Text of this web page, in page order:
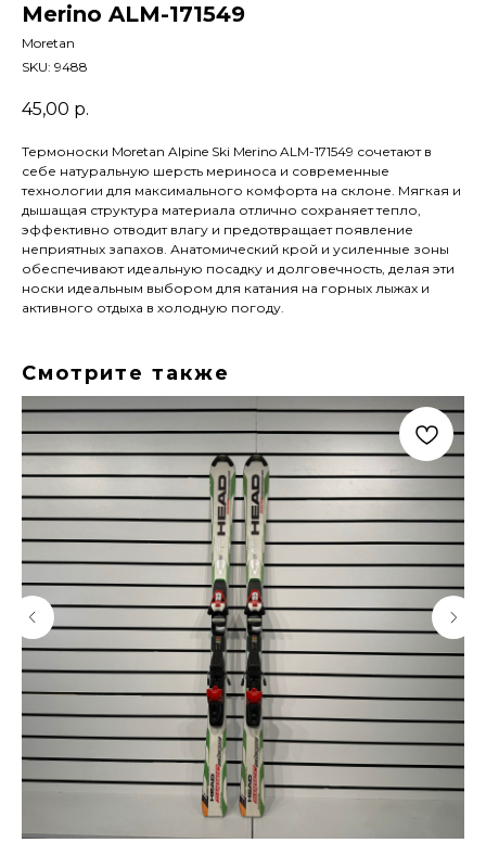
Merino ALM-171549
Moretan
SKU: 9488
45,00 р.
Термоноски Moretan Alpine Ski Merino ALM-171549 сочетают в
себе натуральную шерсть мериноса и современные
технологии для максимального комфорта на склоне. Мягкая и
дышащая структура материала отлично сохраняет тепло,
эффективно отводит влагу и предотвращает появление
неприятных запахов. Анатомический крой и усиленные зоны
обеспечивают идеальную посадку и долговечность, делая эти
носки идеальным выбором для катания на горных лыжах и
активного отдыха в холодную погоду.
Смотрите также